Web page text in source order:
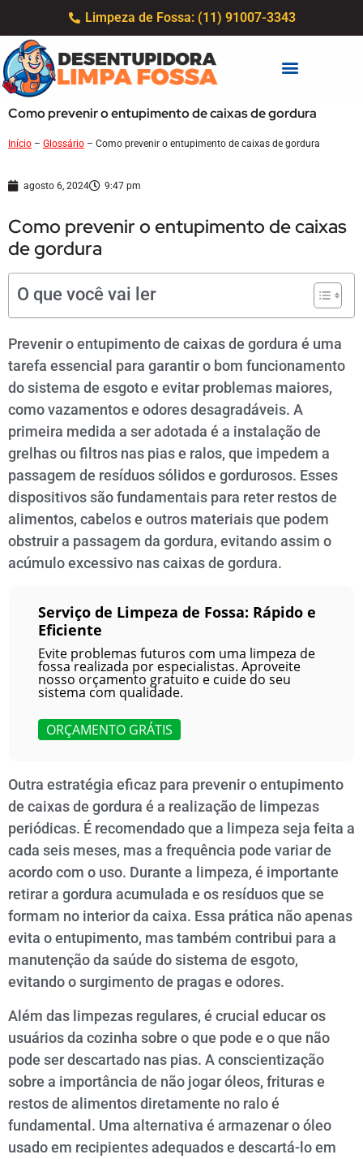
Limpeza de Fossa: (11) 91007-3343
Como prevenir o entupimento de caixas de gordura
Início – Glossário – Como prevenir o entupimento de caixas de gordura
agosto 6, 2024 9:47 pm
Como prevenir o entupimento de caixas
de gordura
O que você vai ler
Prevenir o entupimento de caixas de gordura é uma
tarefa essencial para garantir o bom funcionamento
do sistema de esgoto e evitar problemas maiores,
como vazamentos e odores desagradáveis. A
primeira medida a ser adotada é a instalação de
grelhas ou filtros nas pias e ralos, que impedem a
passagem de resíduos sólidos e gordurosos. Esses
dispositivos são fundamentais para reter restos de
alimentos, cabelos e outros materiais que podem
obstruir a passagem da gordura, evitando assim o
acúmulo excessivo nas caixas de gordura.
Serviço de Limpeza de Fossa: Rápido e
Eficiente
Evite problemas futuros com uma limpeza de
fossa realizada por especialistas. Aproveite
nosso orçamento gratuito e cuide do seu
sistema com qualidade.
ORÇAMENTO GRÁTIS
Outra estratégia eficaz para prevenir o entupimento
de caixas de gordura é a realização de limpezas
periódicas. É recomendado que a limpeza seja feita a
cada seis meses, mas a frequência pode variar de
acordo com o uso. Durante a limpeza, é importante
retirar a gordura acumulada e os resíduos que se
formam no interior da caixa. Essa prática não apenas
evita o entupimento, mas também contribui para a
manutenção da saúde do sistema de esgoto,
evitando o surgimento de pragas e odores.
Além das limpezas regulares, é crucial educar os
usuários da cozinha sobre o que pode e o que não
pode ser descartado nas pias. A conscientização
sobre a importância de não jogar óleos, frituras e
restos de alimentos diretamente no ralo é
fundamental. Uma alternativa é armazenar o óleo
usado em recipientes adequados e descartá-lo em